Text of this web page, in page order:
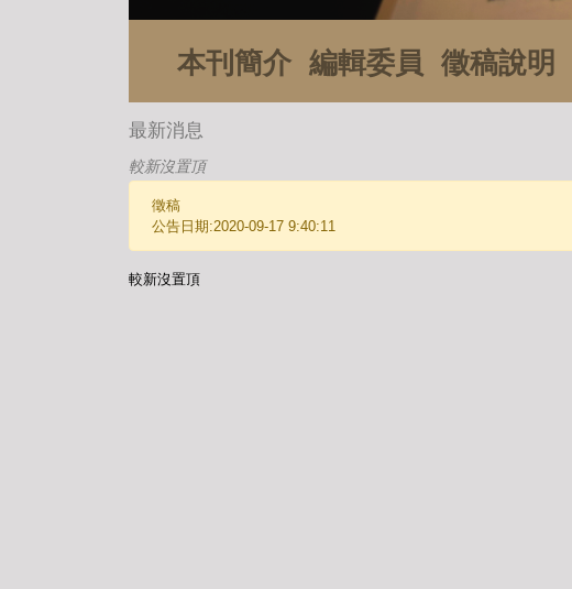
本刊簡介 編輯委員 徵稿說明
最新消息
較新沒置頂
徵稿
公告日期:2020-09-17 9:40:11
較新沒置頂